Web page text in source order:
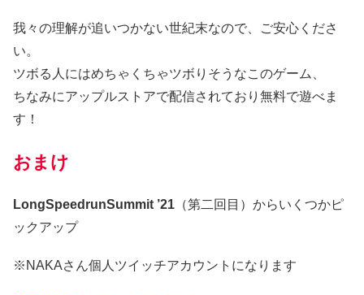
我々の理解が追いつかない世紀末なので、ご安心くださ
い。
ツボる人にはめちゃくちゃツボりそうなこのゲーム、
ちなみにアップルストアで配信されており無料で遊べま
す！
おまけ
LongSpeedrunSummit ’21 （第二回目）からいくつかピ
ックアップ
※NAKAさん個人ツイッチアカウントになります